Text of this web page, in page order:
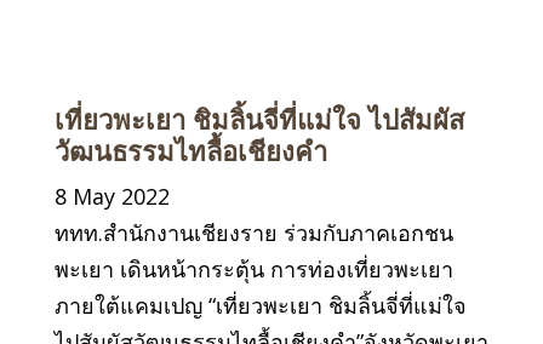
เที่ยวพะเยา ชิมลิ้นจี่ที่แม่ใจ ไปสัมผัส
วัฒนธรรมไทลื้อเชียงคำ
8 May 2022
ททท.สำนักงานเชียงราย ร่วมกับภาคเอกชน
พะเยา เดินหน้ากระตุ้น การท่องเที่ยวพะเยา
ภายใต้แคมเปญ “เที่ยวพะเยา ชิมลิ้นจี่ที่แม่ใจ